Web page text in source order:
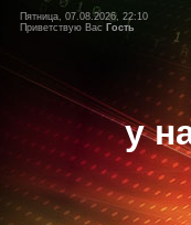
Пятница, 07.08.2026, 22:10
Приветствую Вас Гость
у